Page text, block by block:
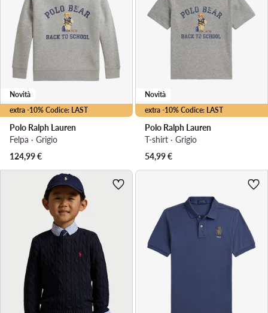
extra -10% Codice: LAST
Novità
Polo Ralph Lauren
Felpa · Grigio
124,99€
extra -10% Codice: LAST
Novità
Polo Ralph Lauren
T-shirt · Grigio
54,99€